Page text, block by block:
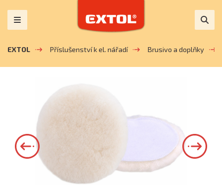
EXTOL Příslušenství k el. nářadí Brusivo a doplňky